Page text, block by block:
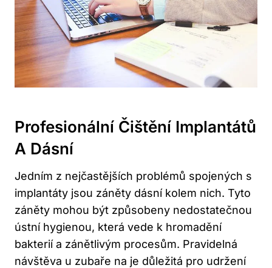
Profesionální Čištění Implantátů
A Dásní
Jedním z nejčastějších problémů spojených s
implantáty jsou záněty dásní kolem nich. Tyto
záněty mohou být způsobeny nedostatečnou
ústní hygienou, která vede k hromadění
bakterií a zánětlivým procesům. Pravidelná
návštěva u zubaře na je důležitá pro udržení